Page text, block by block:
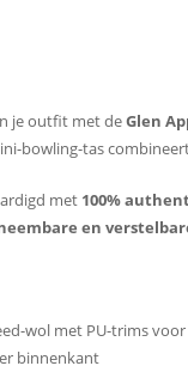
je outfit met deGlen
bowling-tas
met 100%
en
wol met PU-trims
binnenkant